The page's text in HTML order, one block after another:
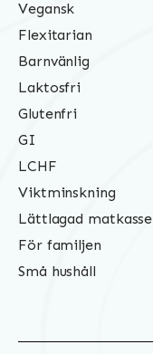
Vegansk
Flexitarian
Barnvänlig
Laktosfri
Glutenfri
GI
LCHF
Viktminskning
Lättlagad matkasse
För familjen
Små hushåll